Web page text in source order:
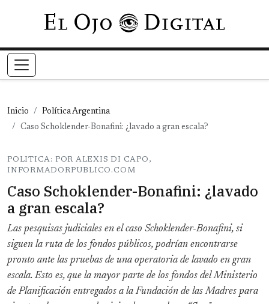
Pasar al contenido principal
Inicio
Política Argentina
Caso Schoklender-Bonafini: ¿lavado a gran escala?
POLITICA: POR ALEXIS DI CAPO,
INFORMADORPUBLICO.COM
Caso Schoklender-Bonafini: ¿lavado
a gran escala?
Las pesquisas judiciales en el caso Schoklender-Bonafini, si
siguen la ruta de los fondos públicos, podrían encontrarse
pronto ante las pruebas de una operatoria de lavado en gran
escala. Esto es, que la mayor parte de los fondos del Ministerio
de Planificación entregados a la Fundación de las Madres para